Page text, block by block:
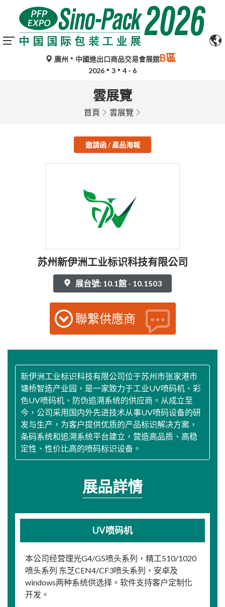
廣州 中國進出口商品交易會展館B區
2026 3 4 - 6
雲展覽
首頁 雲展覽
邀請函 / 產品海報
苏州新伊洲工业标识科技有限公司
展台號: 10.1館 - 10.1S03
聯繫供應商
新伊洲工业标识科技有限公司位于苏州市张家港市
塘桥智造产业园，是一家致力于工业UV喷码机、彩
色UV喷码机、防伪追溯系统的供应商。从成立至
今，公司采用国内外先进技术从事UV喷码设备的研
发与生产，为客户提供优质的产品标识解决方案，
条码系统和追溯系统平台建立，营造高品质、高稳
定性、性价比高的喷码标识设备。
展品詳情
UV喷码机
本公司经营理光G4/G5喷头系列，精工510/1020
喷头系列 东芝CEN4/CF3喷头系列，安卓及
windows两种系统供选择。软件支持客户定制化
开发。